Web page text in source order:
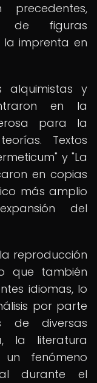
de figuras
imprenta en
alquimistas y
en la
para la
Textos
y "La
en copias
más amplio
del
reproducción
que también
idiomas, lo
por parte
de diversas
la literatura
fenómeno
durante el